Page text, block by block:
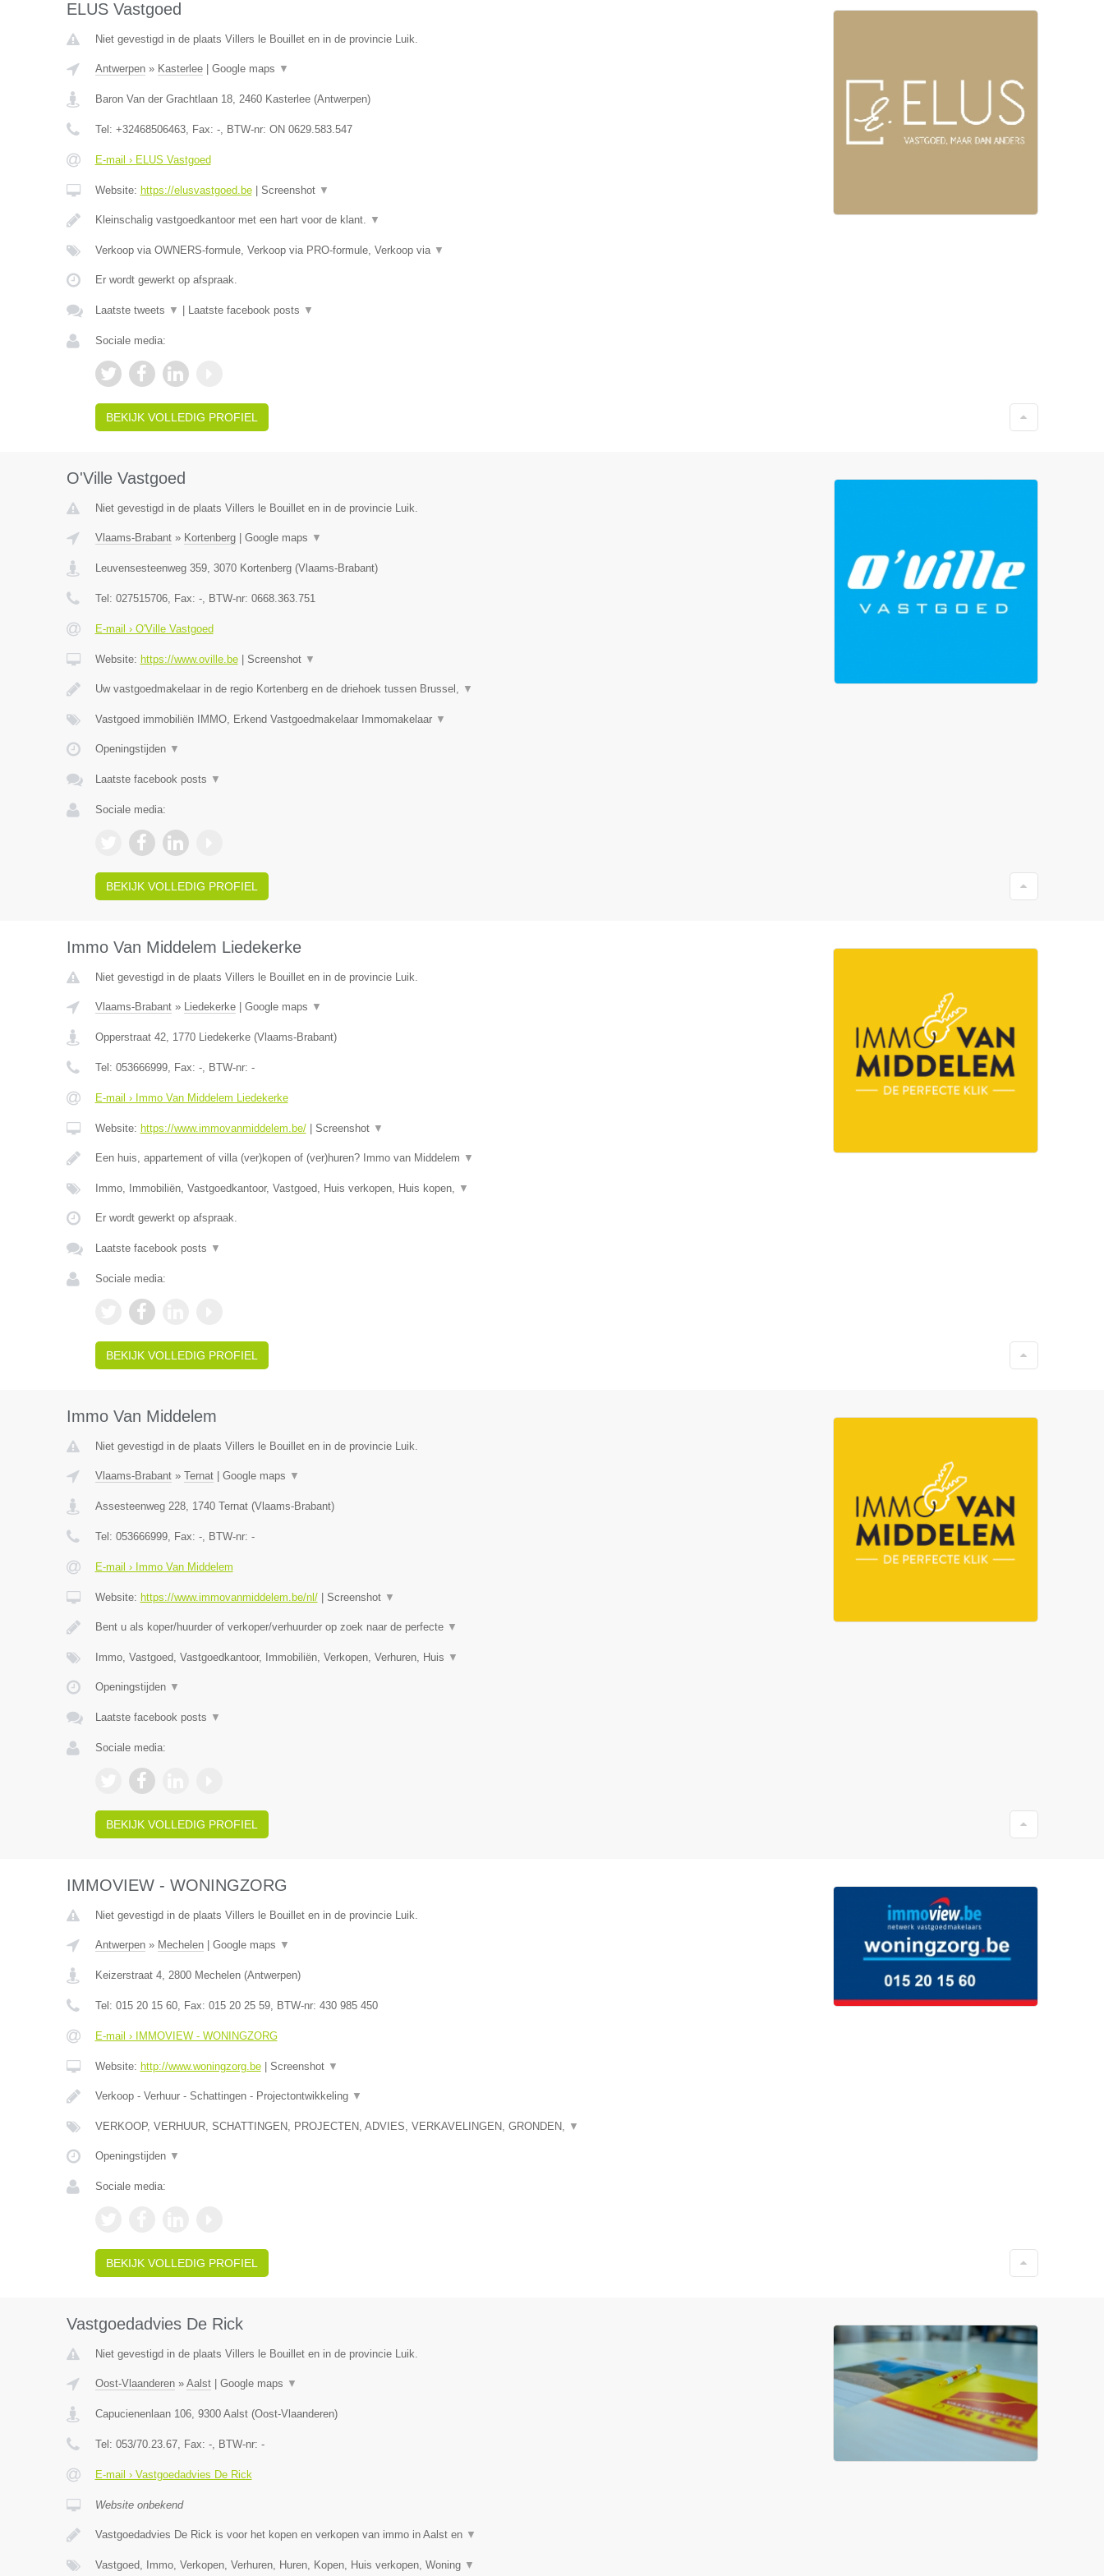
ELUS Vastgoed
Niet gevestigd in de plaats Villers le Bouillet en in de provincie Luik.
Antwerpen» Kasterlee| Google maps ▼
Baron Van der Grachtlaan 18, 2460 Kasterlee(Antwerpen)
Tel: +32468506463, Fax: -, BTW-nr: ON 0629.583.547
E-mail › ELUS Vastgoed
Website: https://elusvastgoed.be| Screenshot ▼
Kleinschalig vastgoedkantoor met een hart voor de klant. ▼
Verkoop via OWNERS-formule, Verkoop via PRO-formule, Verkoop via ▼
Er wordt gewerkt op afspraak.
Laatste tweets ▼ Laatste facebook posts ▼
Sociale media:
BEKIJK VOLLEDIG PROFIEL
O'Ville Vastgoed
Niet gevestigd in de plaats Villers le Bouillet en in de provincie Luik.
Vlaams-Brabant» Kortenberg| Google maps ▼
Leuvensesteenweg 359, 3070 Kortenberg(Vlaams-Brabant)
Tel: 027515706, Fax: -, BTW-nr: 0668.363.751
E-mail › O'Ville Vastgoed
Website: https://www.oville.be| Screenshot ▼
Uw vastgoedmakelaar in de regio Kortenberg en de driehoek tussen Brussel, ▼
Vastgoed immobiliën IMMO, Erkend Vastgoedmakelaar Immomakelaar ▼
Openingstijden ▼
Laatste facebook posts ▼
Sociale media:
BEKIJK VOLLEDIG PROFIEL
Immo Van Middelem Liedekerke
Niet gevestigd in de plaats Villers le Bouillet en in de provincie Luik.
Vlaams-Brabant» Liedekerke| Google maps ▼
Opperstraat 42, 1770 Liedekerke(Vlaams-Brabant)
Tel: 053666999, Fax: -, BTW-nr: -
E-mail › Immo Van Middelem Liedekerke
Website: https://www.immovanmiddelem.be/| Screenshot ▼
Een huis, appartement of villa (ver)kopen of (ver)huren? Immo van Middelem ▼
Immo, Immobiliën, Vastgoedkantoor, Vastgoed, Huis verkopen, Huis kopen, ▼
Er wordt gewerkt op afspraak.
Laatste facebook posts ▼
Sociale media:
BEKIJK VOLLEDIG PROFIEL
Immo Van Middelem
Niet gevestigd in de plaats Villers le Bouillet en in de provincie Luik.
Vlaams-Brabant» Ternat| Google maps ▼
Assesteenweg 228, 1740 Ternat(Vlaams-Brabant)
Tel: 053666999, Fax: -, BTW-nr: -
E-mail › Immo Van Middelem
Website: https://www.immovanmiddelem.be/nl/| Screenshot ▼
Bent u als koper/huurder of verkoper/verhuurder op zoek naar de perfecte ▼
Immo, Vastgoed, Vastgoedkantoor, Immobiliën, Verkopen, Verhuren, Huis ▼
Openingstijden ▼
Laatste facebook posts ▼
Sociale media:
BEKIJK VOLLEDIG PROFIEL
IMMOVIEW - WONINGZORG
Niet gevestigd in de plaats Villers le Bouillet en in de provincie Luik.
Antwerpen» Mechelen| Google maps ▼
Keizerstraat 4, 2800 Mechelen(Antwerpen)
Tel: 015 20 15 60, Fax: 015 20 25 59, BTW-nr: 430 985 450
E-mail › IMMOVIEW - WONINGZORG
Website: http://www.woningzorg.be| Screenshot ▼
Verkoop - Verhuur - Schattingen - Projectontwikkeling ▼
VERKOOP, VERHUUR, SCHATTINGEN, PROJECTEN, ADVIES, VERKAVELINGEN, GRONDEN, ▼
Openingstijden ▼
Sociale media:
BEKIJK VOLLEDIG PROFIEL
Vastgoedadvies De Rick
Niet gevestigd in de plaats Villers le Bouillet en in de provincie Luik.
Oost-Vlaanderen» Aalst| Google maps ▼
Capucienenlaan 106, 9300 Aalst(Oost-Vlaanderen)
Tel: 053/70.23.67, Fax: -, BTW-nr: -
E-mail › Vastgoedadvies De Rick
Website onbekend
Vastgoedadvies De Rick is voor het kopen en verkopen van immo in Aalst en ▼
Vastgoed, Immo, Verkopen, Verhuren, Huren, Kopen, Huis verkopen, Woning ▼